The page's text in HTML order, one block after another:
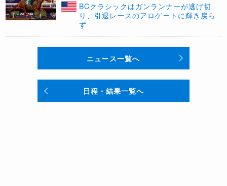
BCクラシックはガンランナーが逃げ切
り、引退レースのアロゲートに輝き戻ら
ず
ニュース一覧へ
日程・結果一覧へ